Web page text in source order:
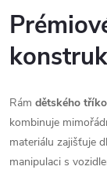
Rám dětského
kombinuje
materiálu zajišťuje
manipulaci s